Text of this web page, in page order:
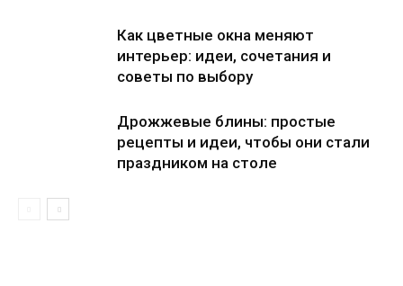
Как цветные окна меняют
интерьер: идеи, сочетания и
советы по выбору
Дрожжевые блины: простые
рецепты и идеи, чтобы они стали
праздником на столе